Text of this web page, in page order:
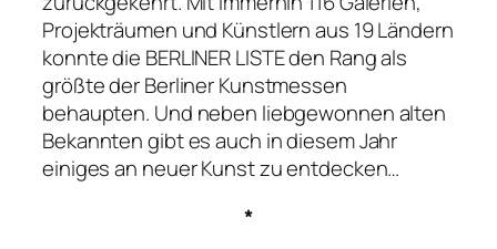
Projekträumen und Künstlern aus 19 Ländern
konnte die BERLINER LISTE den Rang als
größte der Berliner Kunstmessen
behaupten. Und neben liebgewonnen alten
Bekannten gibt es auch in diesem Jahr
einiges an neuer Kunst zu entdecken…
*